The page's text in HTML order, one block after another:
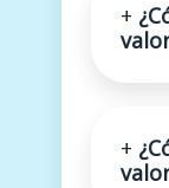
+
+